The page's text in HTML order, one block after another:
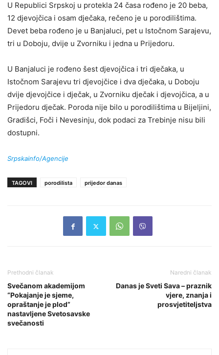
U Republici Srpskoj u protekla 24 časa rođeno je 20 beba,
12 djevojčica i osam dječaka, rečeno je u porodilištima.
Devet beba rođeno je u Banjaluci, pet u Istočnom Sarajevu,
tri u Doboju, dvije u Zvorniku i jedna u Prijedoru.
U Banjaluci je rođeno šest djevojčica i tri dječaka, u
Istočnom Sarajevu tri djevojčice i dva dječaka, u Doboju
dvije djevojčice i dječak, u Zvorniku dječak i djevojčica, a u
Prijedoru dječak. Poroda nije bilo u porodilištima u Bijeljini,
Gradišci, Foči i Nevesinju, dok podaci za Trebinje nisu bili
dostupni.
Srpskainfo/Agencije
TAGOVI porodilista prijedor danas
Prethodni članak
Svečanom akademijom
“Pokajanje je sjeme,
opraštanje je plod”
nastavljene Svetosavske
svečanosti
Naredni članak
Danas je Sveti Sava – praznik
vjere, znanja i
prosvjetiteljstva